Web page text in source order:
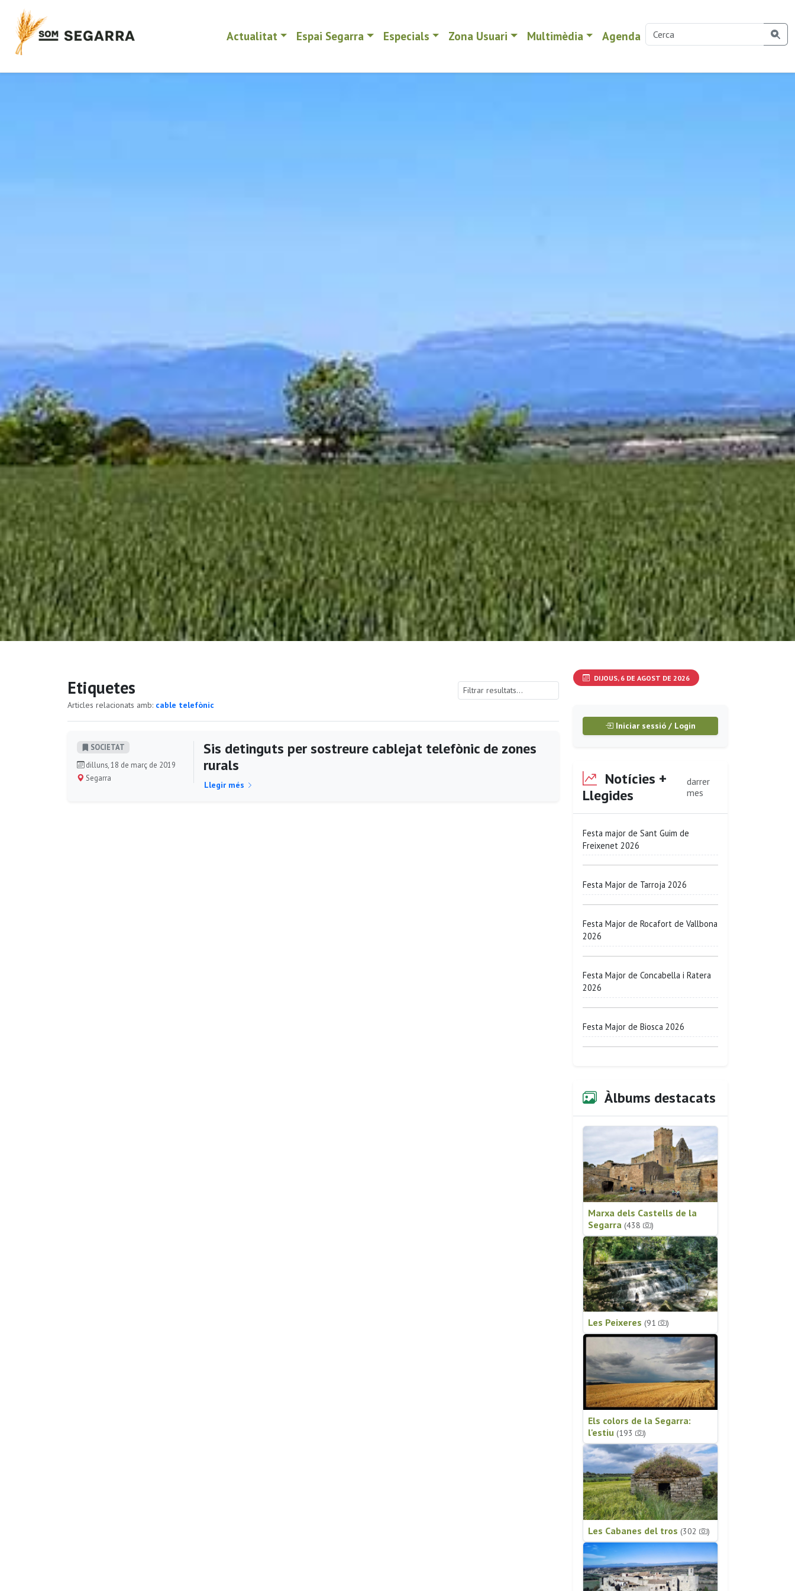
Actualitat Espai Segarra Especials Zona Usuari Multimèdia Agenda
Etiquetes
Articles relacionats amb: cable telefònic
SOCIETAT
dilluns, 18 de març de 2019
Segarra
Sis detinguts per sostreure cablejat telefònic de zones
rurals
Llegir més
DIJOUS, 6 DE AGOST DE 2026
Iniciar sessió / Login
Notícies +
Llegides
darrer
mes
Festa major de Sant Guim de
Freixenet 2026
Festa Major de Tarroja 2026
Festa Major de Rocafort de Vallbona
2026
Festa Major de Concabella i Ratera
2026
Festa Major de Biosca 2026
Àlbums destacats
Marxa dels Castells de la
Segarra (438 )
Les Peixeres (91 )
Els colors de la Segarra:
l'estiu (193 )
Les Cabanes del tros (302 )